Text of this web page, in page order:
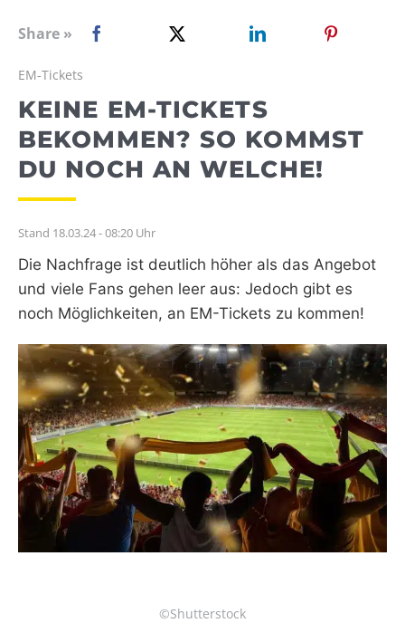
WEBRADIO
Share »
EM-Tickets
KEINE EM-TICKETS
BEKOMMEN? SO KOMMST
DU NOCH AN WELCHE!
Stand 18.03.24 - 08:20 Uhr
Die Nachfrage ist deutlich höher als das Angebot
und viele Fans gehen leer aus: Jedoch gibt es
noch Möglichkeiten, an EM-Tickets zu kommen!
©Shutterstock